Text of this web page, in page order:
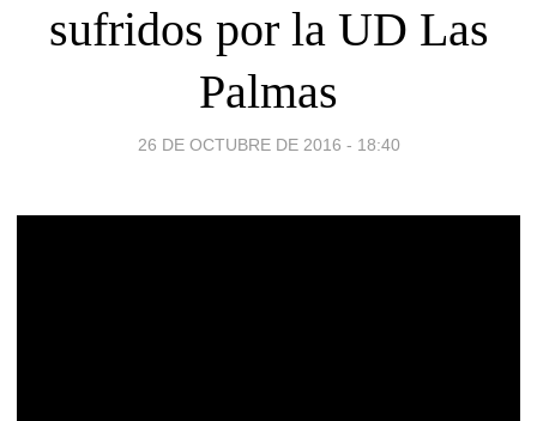
sufridos por la UD Las
Palmas
26 DE OCTUBRE DE 2016 - 18:40